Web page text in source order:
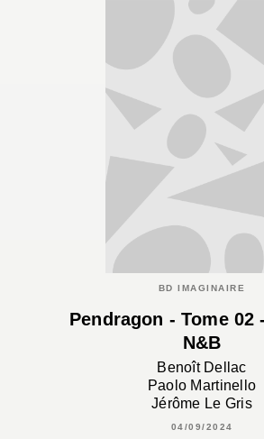
BD IMAGINAIRE
Pendragon - Tome 02
N&B
Benoît Dellac
Paolo Martinello
Jérôme Le Gris
04/09/2024